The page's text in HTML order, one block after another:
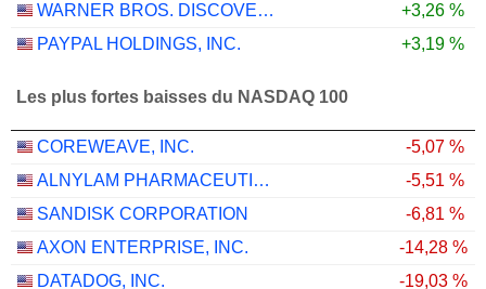
WARNER BROS. DISCOVERY, INC.
+3,26 %
PAYPAL HOLDINGS, INC.
+3,19 %
Les plus fortes baisses du NASDAQ 100
COREWEAVE, INC.
-5,07 %
ALNYLAM PHARMACEUTICALS, INC.
-5,51 %
SANDISK CORPORATION
-6,81 %
AXON ENTERPRISE, INC.
-14,28 %
DATADOG, INC.
-19,03 %